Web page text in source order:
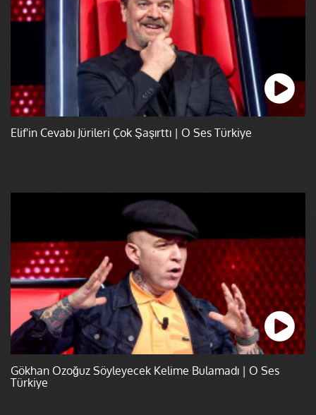
Elif'in Cevabı Jürileri Çok Şaşırttı | O Ses Türkiye
Gökhan Özoğuz Söyleyecek Kelime Bulamadı | O Ses
Türkiye